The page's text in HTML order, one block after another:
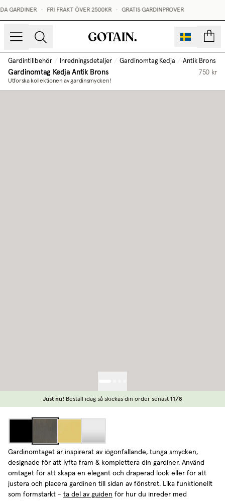
GARDINER FRI FRAKT ÖVER 2500KR GRATIS GARDINPROVER
Gardintillbehör / Inredningsdetaljer / Gardinomtag Kedja / Antik Brons
Gardinomtag Kedja Antik Brons
Utforska kollektionen av gardinsmycken!
750 kr
Just nu! Beställ idag så skickas din order senast 11/8
Gardinomtaget är inspirerat av iögonfallande, tunga smycken,
designade för att lyfta fram & komplettera din gardiner. Använd
omtaget för att skapa en elegant och draperad look eller för att
justera och placera gardinen till sidan av fönstret. Lika funktionellt
som formstarkt - ta del av guiden för hur du inreder med